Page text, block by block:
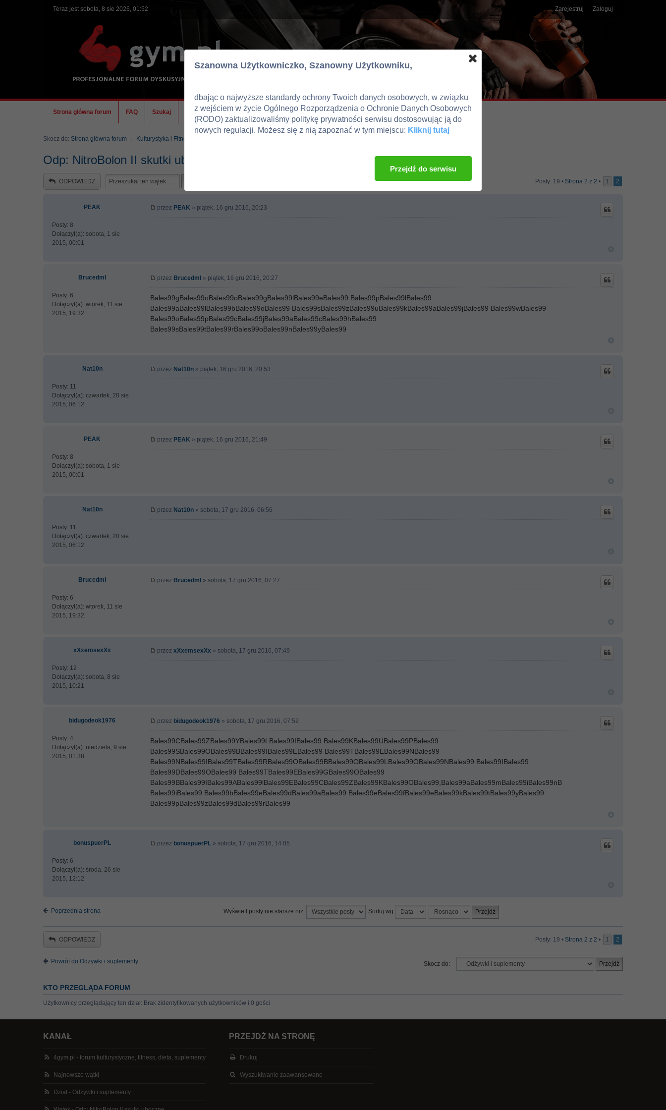
Teraz jest sobota, 8 sie 2026, 01:52 Zarejestruj Zaloguj
Strona główna forum FAQ Szukaj Ekipa
Skocz do: Strona główna forum Kulturystyka i Fitness
Odp: NitroBolon II skutki uboczne ...
ODPOWIEDZ Posty: 19 • Strona 2 z 2 • 1 2
PEAK
Posty: 8
Dołączył(a): sobota, 1 sie
2015, 00:01
przez PEAK » piątek, 16 gru 2016, 20:23
Brucedml
Posty: 6
Dołączył(a): wtorek, 11 sie
2015, 19:32
przez Brucedml » piątek, 16 gru 2016, 20:27
Bales99gBales99oBales99oBales99gBales99lBales99eBales99.Bales99pBales99lBales99
Bales99aBales99lBales99bBales99oBales99 Bales99sBales99zBales99uBales99kBales99aBales99jBales99 Bales99wBales99
Bales99oBales99pBales99cBales99jBales99aBales99cBales99hBales99
Bales99sBales99tBales99rBales99oBales99nBales99yBales99
Nat10n
Posty: 11
Dołączył(a): czwartek, 20 sie
2015, 06:12
przez Nat10n » piątek, 16 gru 2016, 20:53
PEAK
Posty: 8
Dołączył(a): sobota, 1 sie
2015, 00:01
przez PEAK » piątek, 16 gru 2016, 21:49
Nat10n
Posty: 11
Dołączył(a): czwartek, 20 sie
2015, 06:12
przez Nat10n » sobota, 17 gru 2016, 06:56
Brucedml
Posty: 6
Dołączył(a): wtorek, 11 sie
2015, 19:32
przez Brucedml » sobota, 17 gru 2016, 07:27
xXxemsexXx
Posty: 12
Dołączył(a): sobota, 8 sie
2015, 10:21
przez xXxemsexXx » sobota, 17 gru 2016, 07:49
bidugodeok1976
Posty: 4
Dołączył(a): niedziela, 9 sie
2015, 01:38
przez bidugodeok1976 » sobota, 17 gru 2016, 07:52
Bales99CBales99ZBales99YBales99LBales99IBales99 Bales99KBales99UBales99PBales99
Bales99SBales99OBales99BBales99IBales99EBales99 Bales99TBales99EBales99NBales99
Bales99NBales99IBales99TBales99RBales99OBales99BBales99OBales99LBales99OBales99NBales99 Bales99IBales99
Bales99DBales99OBales99 Bales99TBales99EBales99GBales99OBales99
Bales99iBales99 Bales99bBales99eBales99dBales99aBales99 Bales99eBales99fBales99eBales99kBales99tBales99yBales99
Bales99pBales99zBales99dBales99rBales99
bonuspuerPL
Posty: 6
Dołączył(a): środa, 26 sie
2015, 12:12
przez bonuspuerPL » sobota, 17 gru 2016, 14:05
Poprzednia strona Wyświetl posty nie starsze niż: Sortuj wg
ODPOWIEDZ Posty: 19 • Strona 2 z 2 • 1 2
Powrót do Odżywki i suplementy Skocz do:
KTO PRZEGLĄDA FORUM
Użytkownicy przeglądający ten dział: Brak zidentyfikowanych użytkowników i 0 gości
KANAŁ
4gym.pl - forum kulturystyczne, fitness, dieta, suplementy
Najnowsze wątki
Dział - Odżywki i suplementy
PRZEJDŹ NA STRONĘ
Drukuj
Wyszukiwanie zaawansowane
Szanowna Użytkowniczko, Szanowny Użytkowniku,
dbając o najwyższe standardy ochrony Twoich danych osobowych, w związku
z wejściem w życie Ogólnego Rozporządzenia o Ochronie Danych Osobowych
(RODO) zaktualizowaliśmy politykę prywatności serwisu dostosowując ją do
nowych regulacji. Możesz się z nią zapoznać w tym miejscu: Kliknij tutaj
Przejdź do serwisu